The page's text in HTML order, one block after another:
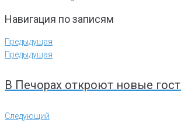
Навигация по записям
Предыдущая
Предыдущая
В Печорах откроют новые
Следующий